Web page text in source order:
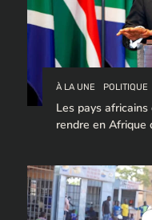
À LA UNE POLITIQUE
Les pays
rendre en Afrique